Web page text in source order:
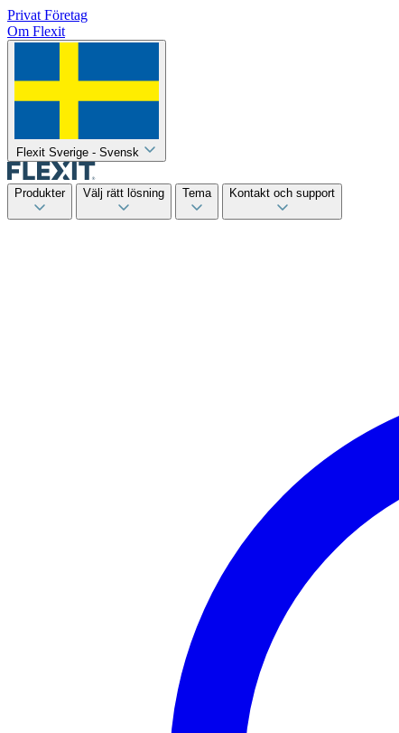
Privat Företag
Om Flexit
Flexit Sverige - Svensk
Produkter Välj rätt lösning Tema Kontakt och support